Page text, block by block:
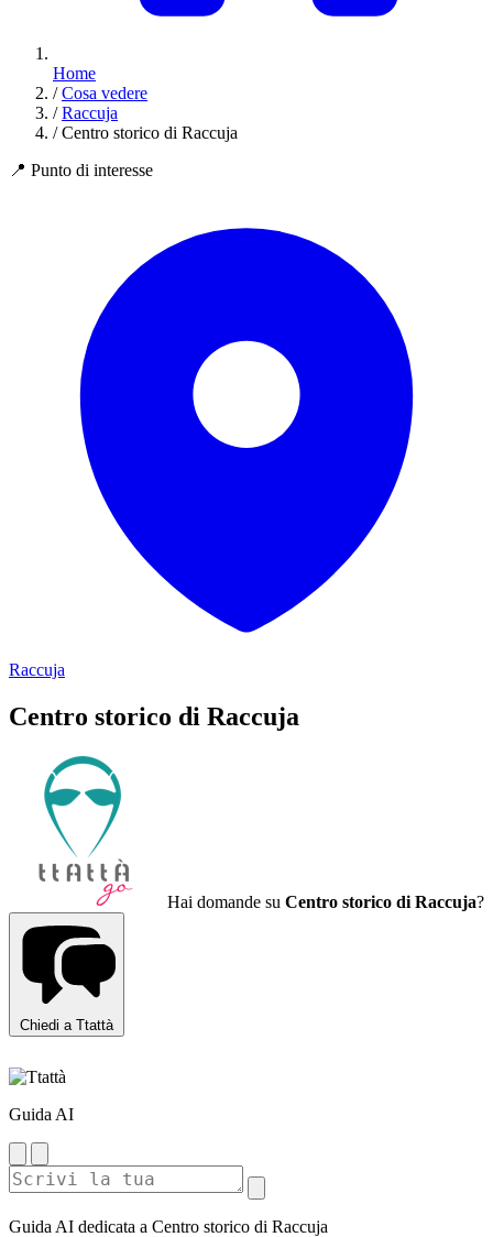
Home
/ Cosa vedere
/ Raccuja
/ Centro storico di Raccuja
📍 Punto di interesse
Raccuja
Centro storico di Raccuja
Hai domande su Centro storico di Raccuja?
Chiedi a Ttattà
Guida AI
Guida AI dedicata a Centro storico di Raccuja